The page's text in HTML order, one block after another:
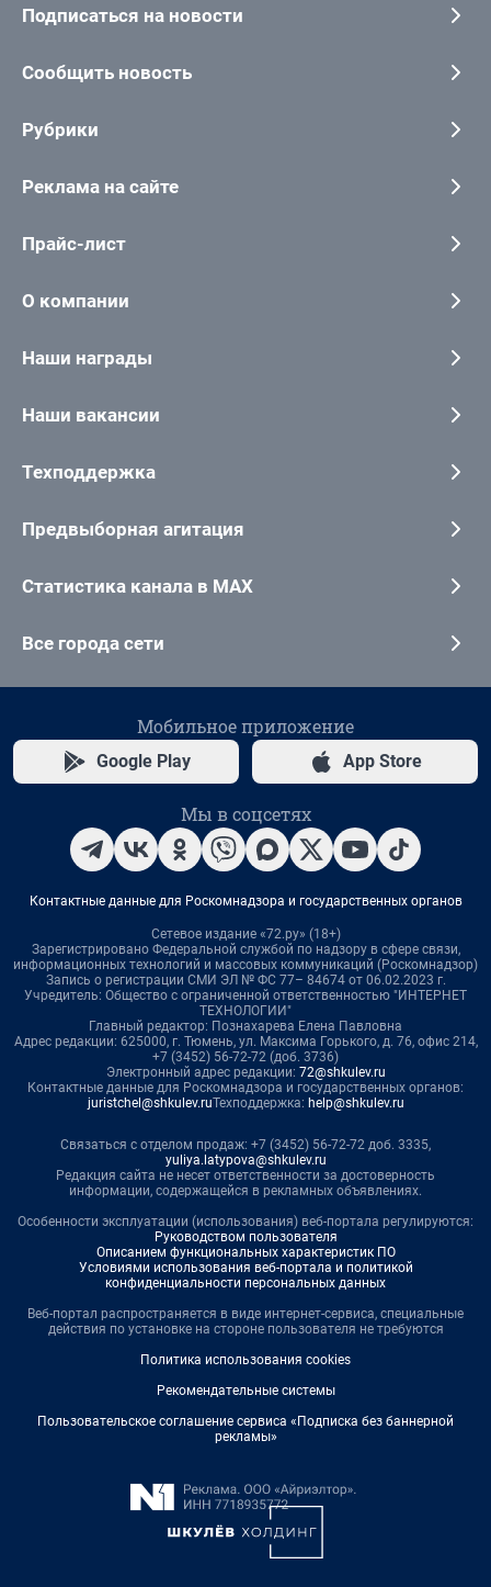
Подписаться на новости
Сообщить новость
Рубрики
Реклама на сайте
Прайс-лист
О компании
Наши награды
Наши вакансии
Техподдержка
Предвыборная агитация
Статистика канала в MAX
Все города сети
Мобильное приложение
Google Play App Store
Мы в соцсетях
Контактные данные для Роскомнадзора и государственных органов
Сетевое издание «72.ру» (18+)
Зарегистрировано Федеральной службой по надзору в сфере связи,
информационных технологий и массовых коммуникаций (Роскомнадзор)
Запись о регистрации СМИ ЭЛ № ФС 77– 84674 от 06.02.2023 г.
Учредитель: Общество с ограниченной ответственностью "ИНТЕРНЕТ
ТЕХНОЛОГИИ"
Главный редактор: Познахарева Елена Павловна
Адрес редакции: 625000, г. Тюмень, ул. Максима Горького, д. 76, офис 214,
+7 (3452) 56-72-72 (доб. 3736)
Электронный адрес редакции: 72@shkulev.ru
Контактные данные для Роскомнадзора и государственных органов:
juristchel@shkulev.ruТехподдержка: help@shkulev.ru
Связаться с отделом продаж: +7 (3452) 56-72-72 доб. 3335,
yuliya.latypova@shkulev.ru
Редакция сайта не несет ответственности за достоверность
информации, содержащейся в рекламных объявлениях.
Особенности эксплуатации (использования) веб-портала регулируются:
Руководством пользователя
Описанием функциональных характеристик ПО
Условиями использования веб-портала и политикой
конфиденциальности персональных данных
Веб-портал распространяется в виде интернет-сервиса, специальные
действия по установке на стороне пользователя не требуются
Политика использования cookies
Рекомендательные системы
Пользовательское соглашение сервиса «Подписка без баннерной
рекламы»